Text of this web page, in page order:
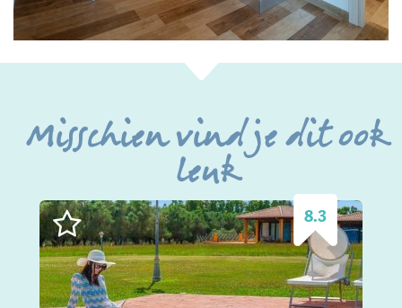
Misschien vind je dit ook
leuk
8.3